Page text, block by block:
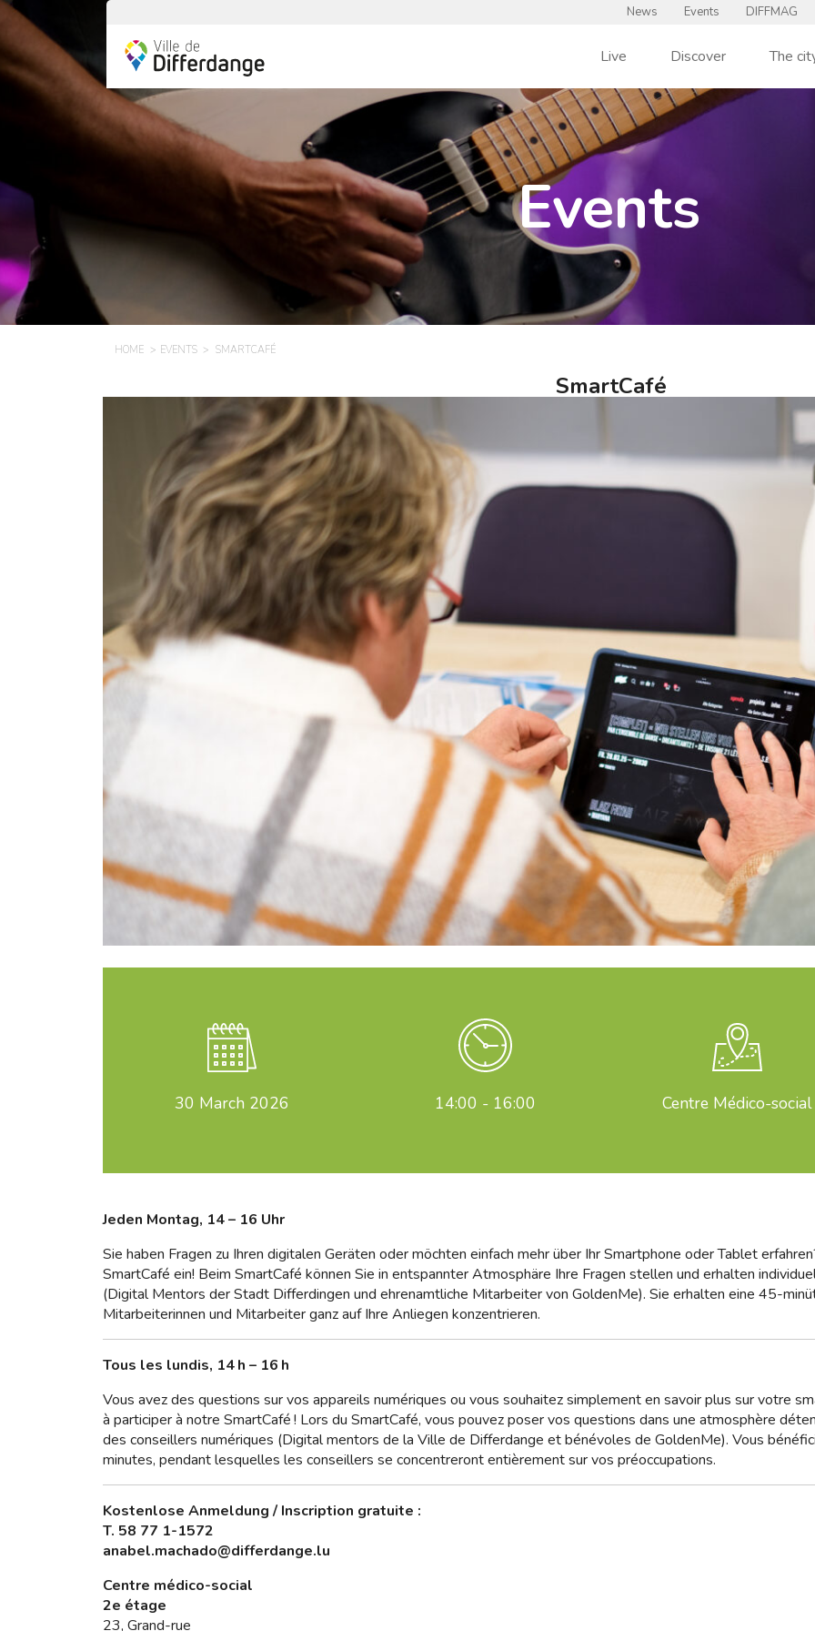
News Events DIFFMAG
Live Discover The
Events
HOME EVENTS SMARTCAFÉ
SmartCafé
30 March 2026 14:00 - 16:00 Centre Médico-social
Jeden Montag, 14 – 16 Uhr
Sie haben Fragen zu Ihren digitalen Geräten oder möchten einfach mehr über Ihr Smartphone oder Tablet
SmartCafé ein! Beim SmartCafé können Sie in entspannter Atmosphäre Ihre Fragen stellen und erhalten
(Digital Mentors der Stadt Differdingen und ehrenamtliche Mitarbeiter von GoldenMe). Sie erhalten eine 45-
Mitarbeiterinnen und Mitarbeiter ganz auf Ihre Anliegen konzentrieren.
Tous les lundis, 14 h – 16 h
Vous avez des questions sur vos appareils numériques ou vous souhaitez simplement en savoir plus sur votre
à participer à notre SmartCafé ! Lors du SmartCafé, vous pouvez poser vos questions dans une atmosphère
des conseillers numériques (Digital mentors de la Ville de Differdange et bénévoles de GoldenMe). Vous
minutes, pendant lesquelles les conseillers se concentreront entièrement sur vos préoccupations.
Kostenlose Anmeldung / Inscription gratuite :
T. 58 77 1-1572
anabel.machado@differdange.lu
Centre médico-social
2e étage
23, Grand-rue